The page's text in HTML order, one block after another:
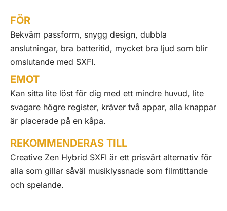
FÖR
Bekväm passform, snygg design, dubbla
anslutningar, bra batteritid, mycket bra ljud som blir
omslutande med SXFI.
EMOT
Kan sitta lite löst för dig med ett mindre huvud, lite
svagare högre register, kräver två appar, alla knappar
är placerade på en kåpa.
REKOMMENDERAS TILL
Creative Zen Hybrid SXFI är ett prisvärt alternativ för
alla som gillar såväl musiklyssnade som filmtittande
och spelande.